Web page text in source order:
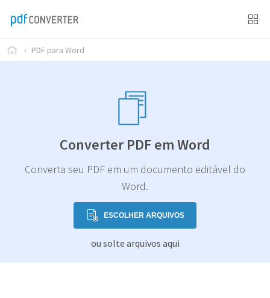
› PDF para Word
Converter PDF em Word
Converta seu PDF em um documento editável do
Word.
ESCOLHER ARQUIVOS
ou solte arquivos aqui